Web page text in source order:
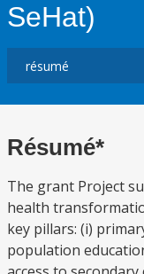
SeHat)
Résumé*
The grant Project
health
key pillars: (i)
population